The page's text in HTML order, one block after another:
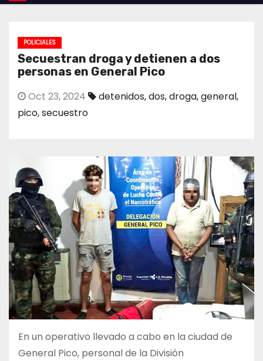
POLICIALES
Secuestran droga y detienen a dos
personas en General Pico
Oct 23, 2024 detenidos,dos,droga,general,
pico,secuestro
En un operativo llevado a cabo en la ciudad de
General Pico, personal de la División